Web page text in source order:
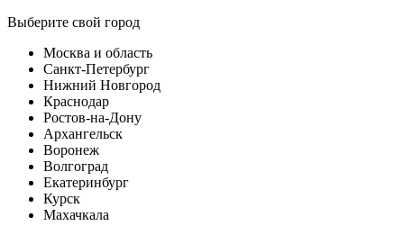
Выберите свой город
Москва и область
Санкт-Петербург
Нижний Новгород
Краснодар
Ростов-на-Дону
Архангельск
Воронеж
Волгоград
Екатеринбург
Курск
Махачкала